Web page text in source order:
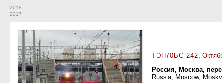
2018
2017
ТЭП70БС-242,
Россия, Москва,
Russia, Moscow,